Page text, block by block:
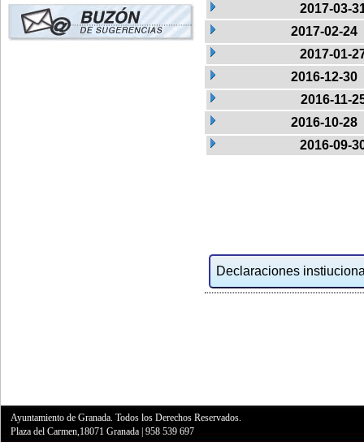
2017-03-
2017-02-24
2017-01-
2016-12-30
2016-11-
2016-10-28
2016-09-
Declaraciones
Ayuntamiento de Granada. Todos los Derechos Reservados.
Plaza del Carmen,18071 Granada |958 539 697